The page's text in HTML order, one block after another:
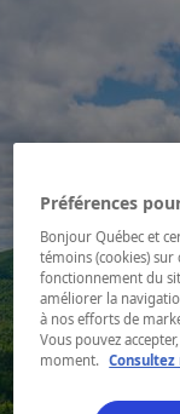
Préférences
Bonjour Québec et
témoins (cookies)
fonctionnement du
améliorer la
à nos efforts de
Vous pouvez
moment.